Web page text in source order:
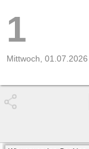
1
Mittwoch, 01.07.2026